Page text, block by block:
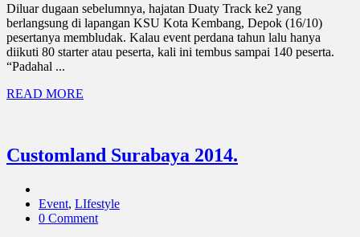
Diluar dugaan sebelumnya, hajatan Duaty Track ke2 yang
berlangsung di lapangan KSU Kota Kembang, Depok (16/10)
pesertanya membludak. Kalau event perdana tahun lalu hanya
diikuti 80 starter atau peserta, kali ini tembus sampai 140 peserta.
“Padahal ...
READ MORE
Customland Surabaya 2014.
Event, LIfestyle
0 Comment